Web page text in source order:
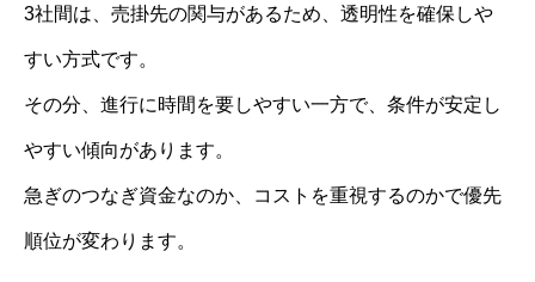
3社間は、売掛先の関与があるため、透明性を確保しや
すい方式です。
その分、進行に時間を要しやすい一方で、条件が安定し
やすい傾向があります。
急ぎのつなぎ資金なのか、コストを重視するのかで優先
順位が変わります。